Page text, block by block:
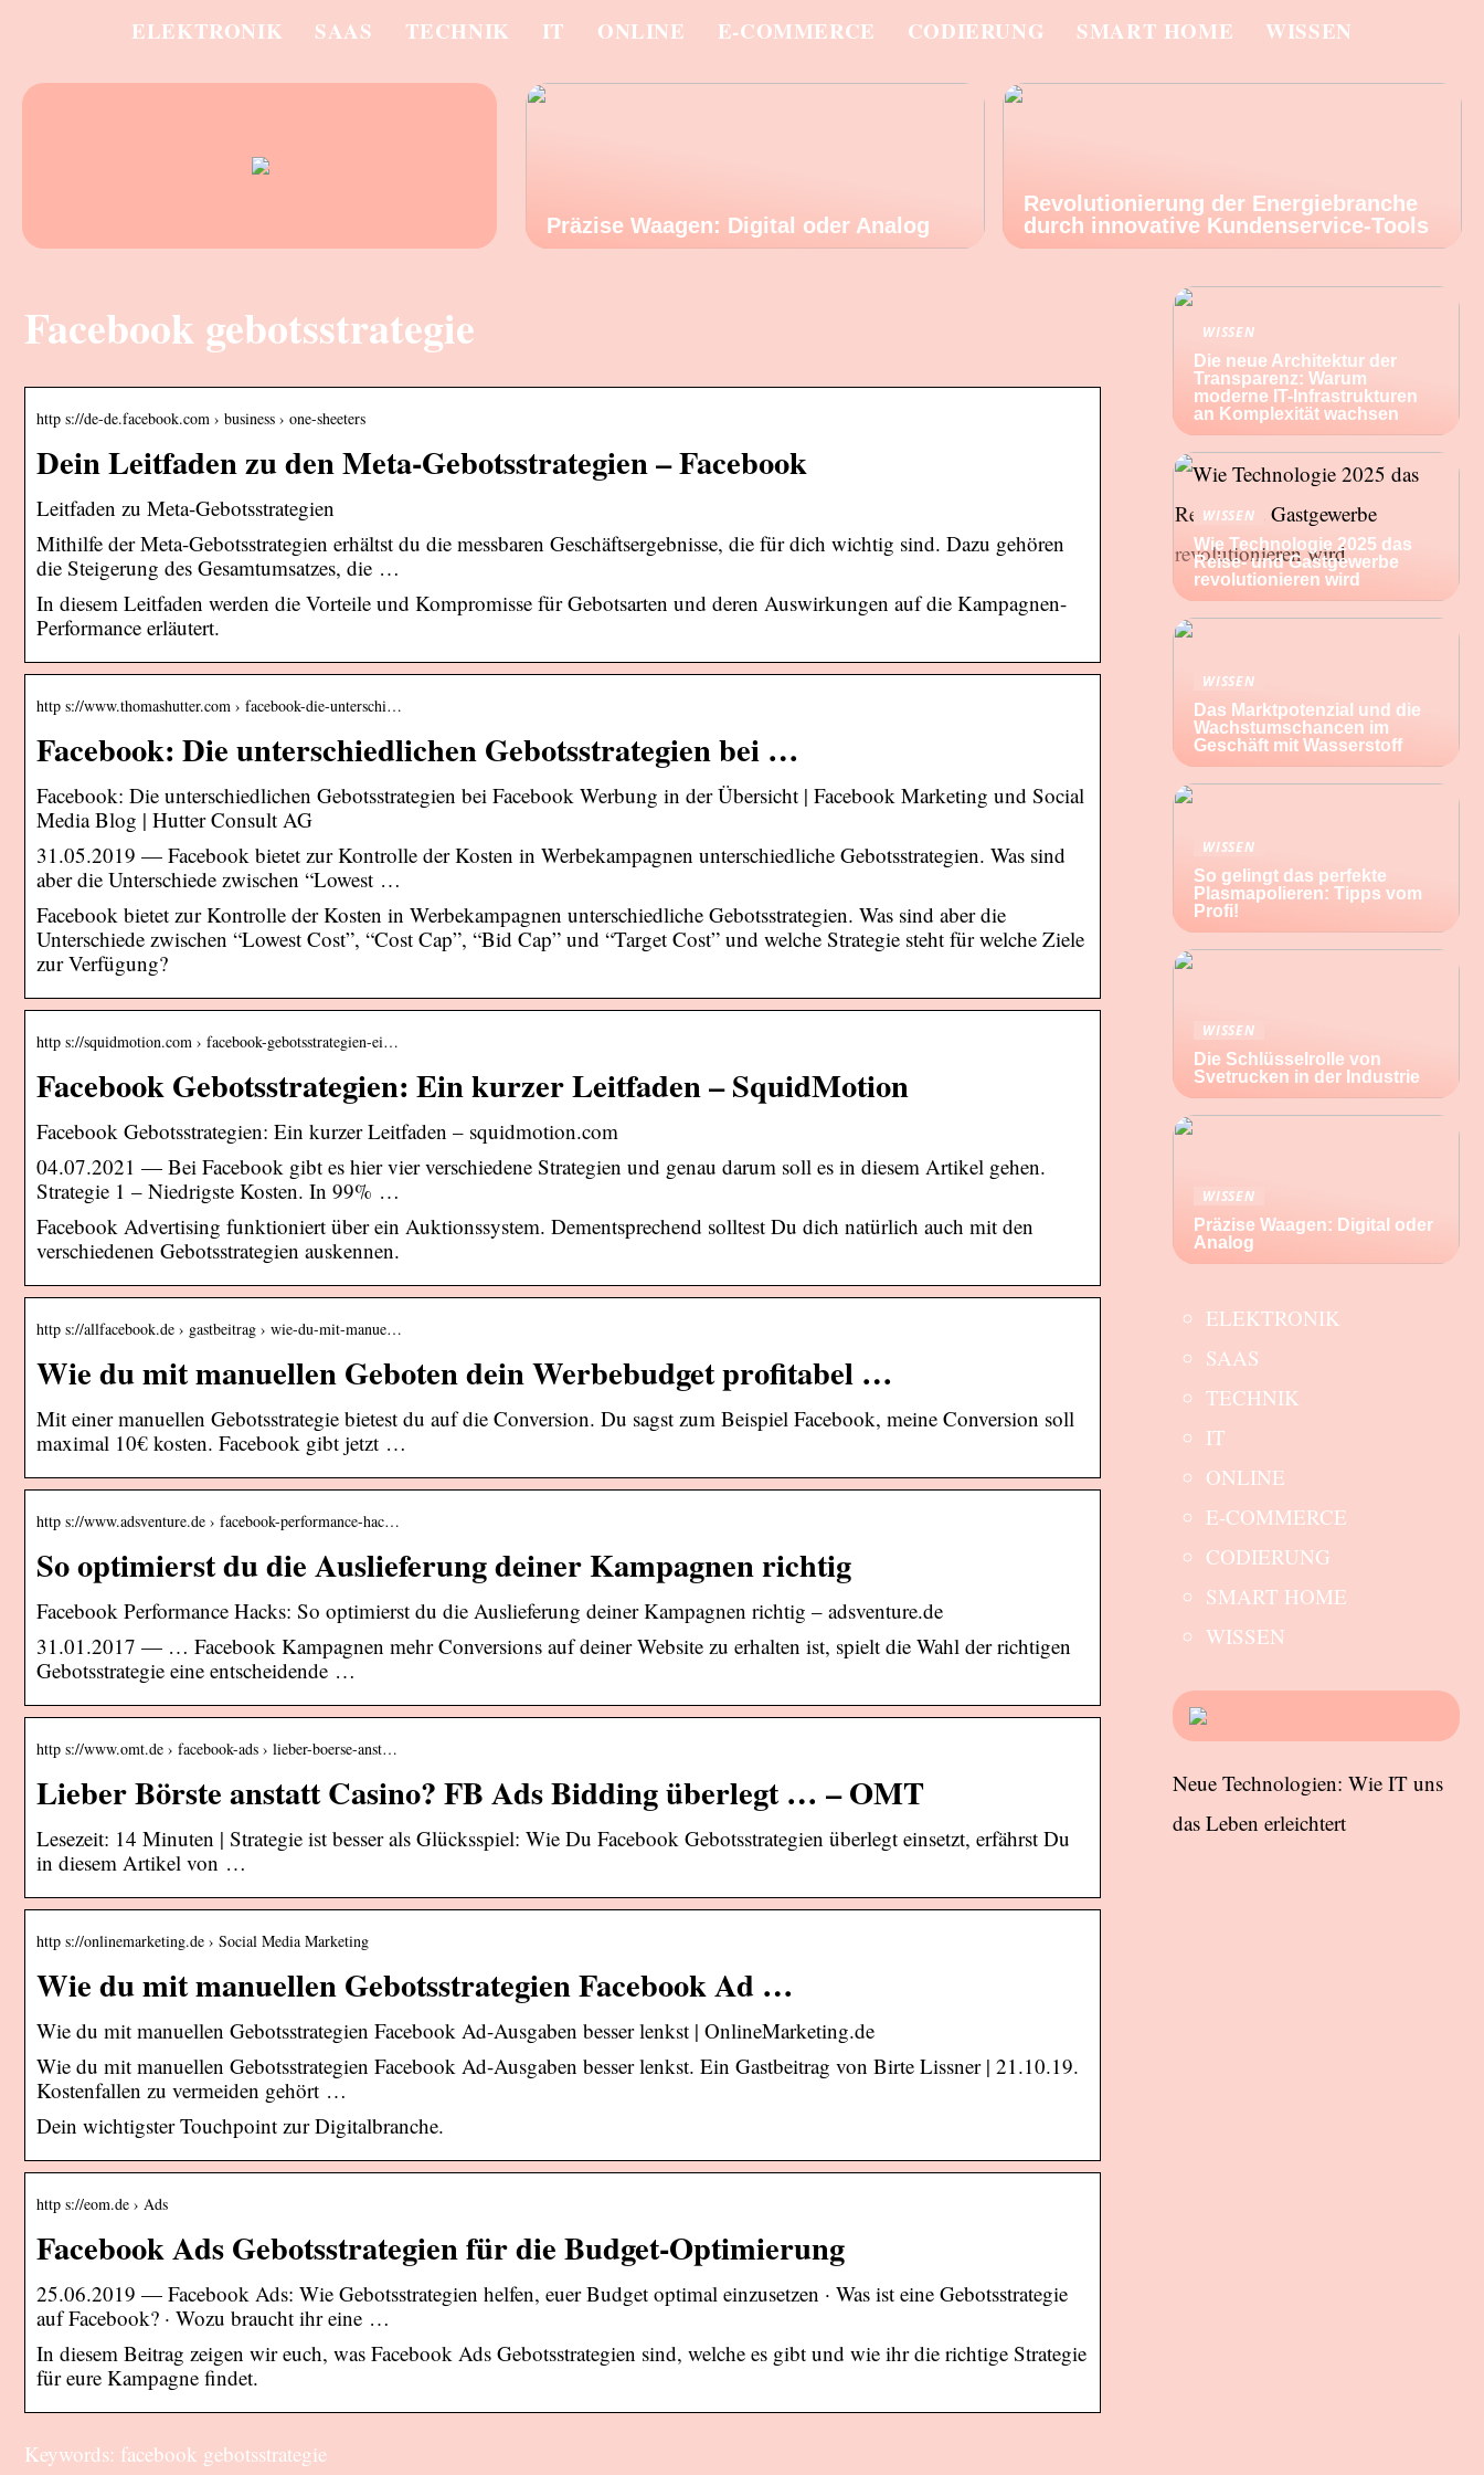
ELEKTRONIK SAAS TECHNIK IT ONLINE E-COMMERCE CODIERUNG SMART HOME WISSEN
Präzise Waagen: Digital oder Analog
Revolutionierung der Energiebranche
durch innovative Kundenservice-Tools
Facebook gebotsstrategie
http s://de-de.facebook.com › business › one-sheeters
Dein Leitfaden zu den Meta-Gebotsstrategien – Facebook
Leitfaden zu Meta-Gebotsstrategien
Mithilfe der Meta-Gebotsstrategien erhältst du die messbaren Geschäftsergebnisse, die für dich wichtig sind. Dazu gehören
die Steigerung des Gesamtumsatzes, die …
In diesem Leitfaden werden die Vorteile und Kompromisse für Gebotsarten und deren Auswirkungen auf die Kampagnen-
Performance erläutert.
http s://www.thomashutter.com › facebook-die-unterschi…
Facebook: Die unterschiedlichen Gebotsstrategien bei …
Facebook: Die unterschiedlichen Gebotsstrategien bei Facebook Werbung in der Übersicht | Facebook Marketing und Social
Media Blog | Hutter Consult AG
31.05.2019 — Facebook bietet zur Kontrolle der Kosten in Werbekampagnen unterschiedliche Gebotsstrategien. Was sind
aber die Unterschiede zwischen “Lowest …
Facebook bietet zur Kontrolle der Kosten in Werbekampagnen unterschiedliche Gebotsstrategien. Was sind aber die
Unterschiede zwischen “Lowest Cost”, “Cost Cap”, “Bid Cap” und “Target Cost” und welche Strategie steht für welche Ziele
zur Verfügung?
http s://squidmotion.com › facebook-gebotsstrategien-ei…
Facebook Gebotsstrategien: Ein kurzer Leitfaden – SquidMotion
Facebook Gebotsstrategien: Ein kurzer Leitfaden – squidmotion.com
04.07.2021 — Bei Facebook gibt es hier vier verschiedene Strategien und genau darum soll es in diesem Artikel gehen.
Strategie 1 – Niedrigste Kosten. In 99% …
Facebook Advertising funktioniert über ein Auktionssystem. Dementsprechend solltest Du dich natürlich auch mit den
verschiedenen Gebotsstrategien auskennen.
http s://allfacebook.de › gastbeitrag › wie-du-mit-manue…
Wie du mit manuellen Geboten dein Werbebudget profitabel …
Mit einer manuellen Gebotsstrategie bietest du auf die Conversion. Du sagst zum Beispiel Facebook, meine Conversion soll
maximal 10€ kosten. Facebook gibt jetzt …
http s://www.adsventure.de › facebook-performance-hac…
So optimierst du die Auslieferung deiner Kampagnen richtig
Facebook Performance Hacks: So optimierst du die Auslieferung deiner Kampagnen richtig – adsventure.de
31.01.2017 — … Facebook Kampagnen mehr Conversions auf deiner Website zu erhalten ist, spielt die Wahl der richtigen
Gebotsstrategie eine entscheidende …
http s://www.omt.de › facebook-ads › lieber-boerse-anst…
Lieber Börste anstatt Casino? FB Ads Bidding überlegt … – OMT
Lesezeit: 14 Minuten | Strategie ist besser als Glücksspiel: Wie Du Facebook Gebotsstrategien überlegt einsetzt, erfährst Du
in diesem Artikel von …
http s://onlinemarketing.de › Social Media Marketing
Wie du mit manuellen Gebotsstrategien Facebook Ad …
Wie du mit manuellen Gebotsstrategien Facebook Ad-Ausgaben besser lenkst | OnlineMarketing.de
Wie du mit manuellen Gebotsstrategien Facebook Ad-Ausgaben besser lenkst. Ein Gastbeitrag von Birte Lissner | 21.10.19.
Kostenfallen zu vermeiden gehört …
Dein wichtigster Touchpoint zur Digitalbranche.
http s://eom.de › Ads
Facebook Ads Gebotsstrategien für die Budget-Optimierung
25.06.2019 — Facebook Ads: Wie Gebotsstrategien helfen, euer Budget optimal einzusetzen · Was ist eine Gebotsstrategie
auf Facebook? · Wozu braucht ihr eine …
In diesem Beitrag zeigen wir euch, was Facebook Ads Gebotsstrategien sind, welche es gibt und wie ihr die richtige Strategie
für eure Kampagne findet.
Keywords: facebook gebotsstrategie
WISSEN
Die neue Architektur der
Transparenz: Warum
moderne IT-Infrastrukturen
an Komplexität wachsen
WISSEN
Wie Technologie 2025 das
Reise- und Gastgewerbe
revolutionieren wird
WISSEN
Das Marktpotenzial und die
Wachstumschancen im
Geschäft mit Wasserstoff
WISSEN
So gelingt das perfekte
Plasmapolieren: Tipps vom
Profi!
WISSEN
Die Schlüsselrolle von
Svetrucken in der Industrie
WISSEN
Präzise Waagen: Digital oder
Analog
ELEKTRONIK
SAAS
TECHNIK
IT
ONLINE
E-COMMERCE
CODIERUNG
SMART HOME
WISSEN
Neue Technologien: Wie IT uns
das Leben erleichtert